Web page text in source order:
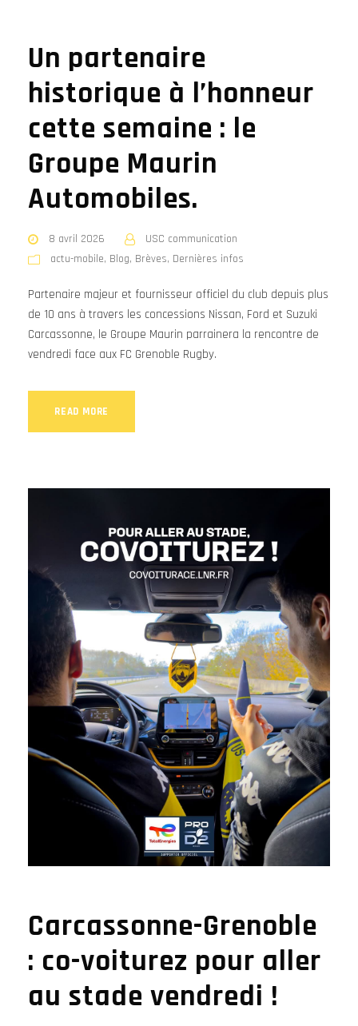
Un partenaire
historique à l’honneur
cette semaine : le
Groupe Maurin
Automobiles.
8 avril 2026
USC communication
actu-mobile, Blog, Brèves, Dernières infos
Partenaire majeur et fournisseur officiel du club depuis plus
de 10 ans à travers les concessions Nissan, Ford et Suzuki
Carcassonne, le Groupe Maurin parrainera la rencontre de
vendredi face aux FC Grenoble Rugby.
READ MORE
Carcassonne-Grenoble
: co-voiturez pour aller
au stade vendredi !